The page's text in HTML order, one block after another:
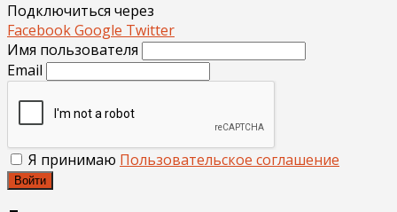
Подключиться через
FacebookGoogle Twitter
Имя пользователя
Email
Я принимаю Пользовательское соглашение
Войти